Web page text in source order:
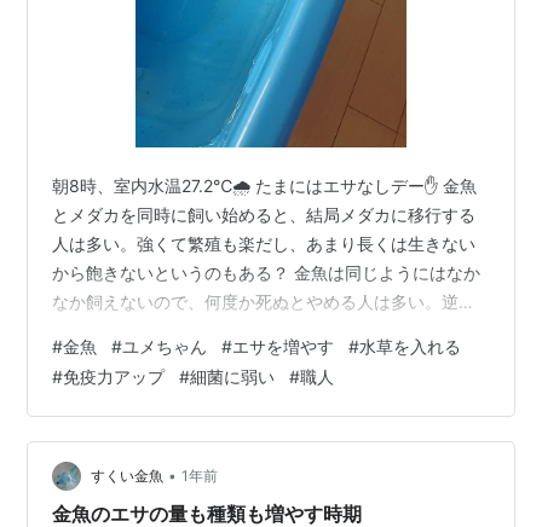
朝8時、室内水温27.2℃🌧️ たまにはエサなしデー✋ 金魚
とメダカを同時に飼い始めると、結局メダカに移行する
人は多い。強くて繁殖も楽だし、あまり長くは生きない
から飽きないというのもある？ 金魚は同じようにはなか
なか飼えないので、何度か死ぬとやめる人は多い。逆に
か。 そして金魚にこだわる人は、意外と職人。 8/10 前
回から数えて15日目、早くもユメちゃんの水換えを行い
ました💪 もうちょっと水換え期間を延ばす予定だったけ
ど、またしっぽが荒れてきたので仕方なく💧 この金魚の
前回の記事↓ funaosarasa.hatenablog.com そして…
#金魚 #ユメちゃん #エサを増やす #水草を入れる
#免疫力アップ #細菌に弱い #職人
すくい金魚 • 1年前
金魚のエサの量も種類も増やす時期